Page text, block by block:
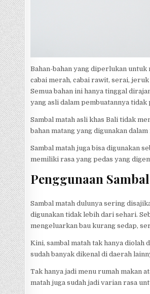
Bahan-bahan yang diperlukan untuk
cabai merah, cabai rawit, serai,
Semua bahan ini hanya tinggal
yang asli dalam pembuatannya
Sambal matah asli khas Bali tidak
bahan matang yang digunakan
Sambal matah juga bisa digunakan
memiliki rasa yang pedas yang
Penggunaan
Sambal matah dulunya sering
digunakan tidak lebih dari sehari.
mengeluarkan bau kurang sedap,
Kini, sambal matah tak hanya diolah
sudah banyak dikenal di daerah
Tak hanya jadi menu rumah makan
matah juga sudah jadi varian rasa